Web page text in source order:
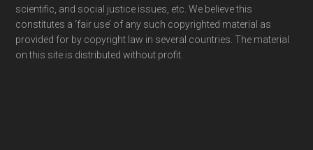
scientific, and social justice issues, etc. We believe this
constitutes a ‘fair use’ of any such copyrighted material as
provided for by copyright law in several countries. The material
on this site is distributed without profit.